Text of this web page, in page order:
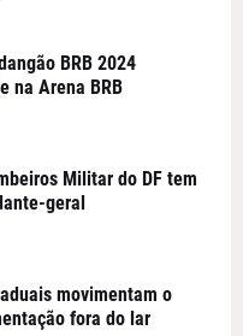
BRB 2024
na Arena BRB
Militar do DF tem
geral
movimentam o
fora do lar